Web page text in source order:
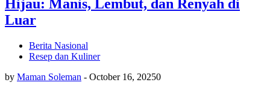
Hijau: Manis, Lembut, dan Renyah di
Luar
Berita Nasional
Resep dan Kuliner
by Maman Soleman - October 16, 20250